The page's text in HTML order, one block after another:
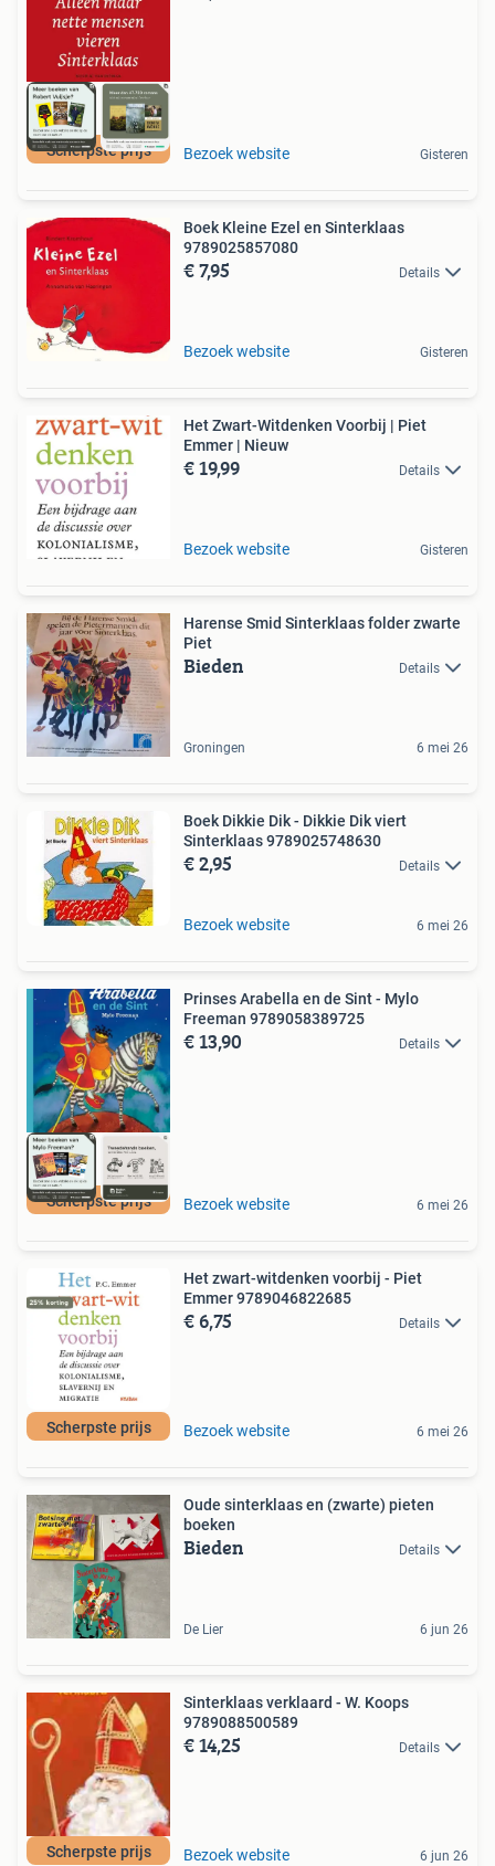
Scherpste prijs Bezoek website Gisteren
Boek Kleine Ezel en Sinterklaas
9789025857080
€ 7,95 Details
Bezoek website Gisteren
Het Zwart-Witdenken Voorbij | Piet
Emmer | Nieuw
€ 19,99 Details
Bezoek website Gisteren
Harense Smid Sinterklaas folder zwarte
Piet
Bieden Details
Groningen 6 mei 26
Boek Dikkie Dik - Dikkie Dik viert
Sinterklaas 9789025748630
€ 2,95 Details
Bezoek website 6 mei 26
Scherpste prijs
Prinses Arabella en de Sint - Mylo
Freeman 9789058389725
€ 13,90 Details
Bezoek website 6 mei 26
Scherpste prijs
Het zwart-witdenken voorbij - Piet
Emmer 9789046822685
€ 6,75 Details
Bezoek website 6 mei 26
Oude sinterklaas en (zwarte) pieten
boeken
Bieden Details
De Lier 6 jun 26
Scherpste prijs
Sinterklaas verklaard - W. Koops
9789088500589
€ 14,25 Details
Bezoek website 6 jun 26